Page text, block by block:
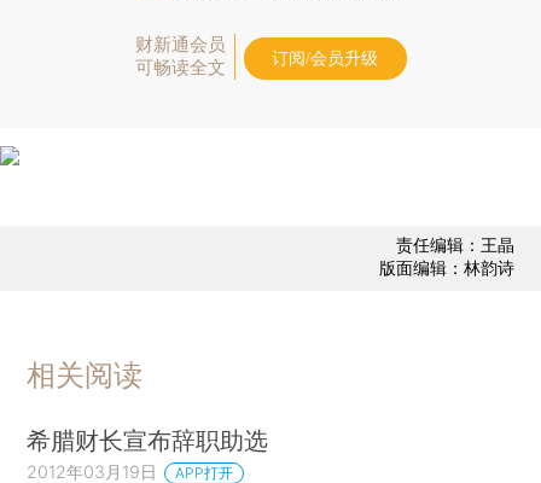
财新通会员
可畅读全文
订阅/会员升级
责任编辑：王晶
版面编辑：林韵诗
相关阅读
希腊财长宣布辞职助选
2012年03月19日 APP打开